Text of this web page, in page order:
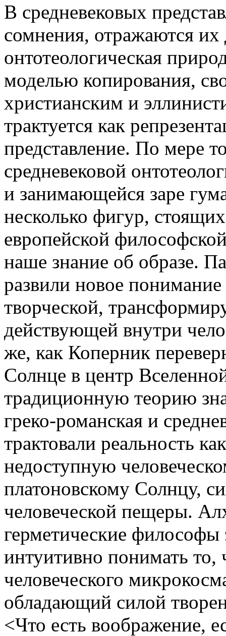
В средневековых
сомнения, отражаются их
онтотеологическая
моделью копирования,
христианским и
трактуется как
представление. По мере
средневековой
и занимающейся заре
несколько фигур,
европейской
наше знание об образе.
развили новое
творческой,
действующей внутри
же, как Коперник
Солнце в центр
традиционную теорию
греко-романская и
трактовали реальность
недоступную
платоновскому Солнцу,
человеческой пещеры.
герметические философы
интуитивно понимать то,
человеческого
обладающий силой
<Что есть воображение,